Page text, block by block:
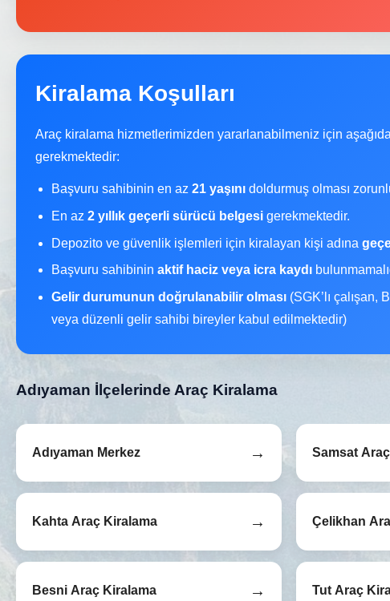
Kiralama Koşulları
Araç kiralama hizmetlerimizden yararlanabilmeniz için
gerekmektedir:
Başvuru sahibinin en az 21 yaşını doldurmuş olması
En az 2 yıllık geçerli sürücü belgesi gerekmektedir.
Depozito ve güvenlik işlemleri için kiralayan kişi adına
Başvuru sahibinin aktif haciz veya icra kaydı
Gelir durumunun doğrulanabilir olması (SGK’lı çalışan,
veya düzenli gelir sahibi bireyler kabul edilmektedir)
Adıyaman İlçelerinde Araç Kiralama
Adıyaman Merkez →
Kahta Araç Kiralama →
Besni Araç Kiralama →
Samsat
Çelikhan
Tut Araç